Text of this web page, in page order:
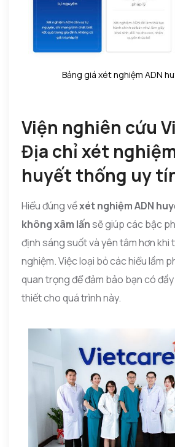
Bảng giá xét nghiệm ADN
Viện nghiên cứu
Địa chỉ xét
huyết thống uy
Hiểu đúng vềxét nghiệm ADN
không xâm lấnsẽ giúp các bậc
định sáng suốt và yên tâm hơn khi
nghiệm. Việc loại bỏ các hiểu lầm
quan trọng để đảm bảo bạn có
thiết cho quá trình này.